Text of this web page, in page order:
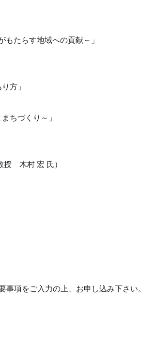
たらす地域への貢献～」
方」
ちづくり～」
授 木村 宏 氏）
項をご入力の上、お申し込み下さい。